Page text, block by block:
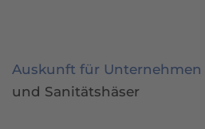
Auskunft für Unternehmen
und Sanitätshäser